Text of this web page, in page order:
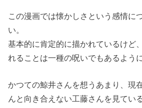
この漫画では懐かしさという感情に
い。
基本的に肯定的に描かれているけど
れることは一種の呪いでもあるよう
かつての鯨井さんを想うあまり、現
んと向き合えない工藤さんを見てい